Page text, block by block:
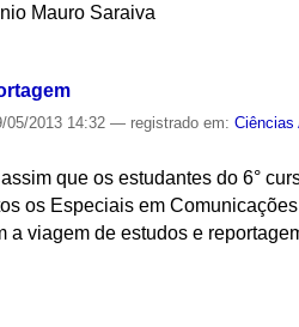
Mauro Saraiva
05/2013 14:32— registrado em:Ciências
que os estudantes do 6°
os Especiais em
viagem de estudos e